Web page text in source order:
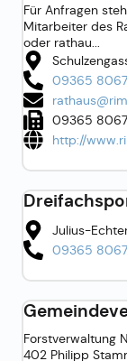
Für Anfragen
Mitarbeiter des
oder rathau...
09365
09365
http://
Julius-
09365
Forstverwaltung
402 Philipp